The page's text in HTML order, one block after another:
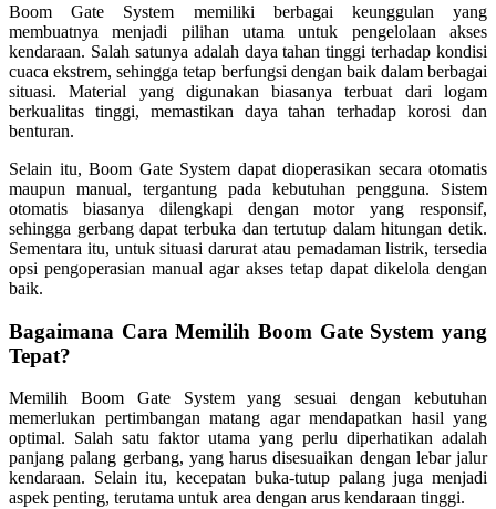
Boom Gate System memiliki berbagai keunggulan yang
membuatnya menjadi pilihan utama untuk pengelolaan akses
kendaraan. Salah satunya adalah daya tahan tinggi terhadap kondisi
cuaca ekstrem, sehingga tetap berfungsi dengan baik dalam berbagai
situasi. Material yang digunakan biasanya terbuat dari logam
berkualitas tinggi, memastikan daya tahan terhadap korosi dan
benturan.
Selain itu, Boom Gate System dapat dioperasikan secara otomatis
maupun manual, tergantung pada kebutuhan pengguna. Sistem
otomatis biasanya dilengkapi dengan motor yang responsif,
sehingga gerbang dapat terbuka dan tertutup dalam hitungan detik.
Sementara itu, untuk situasi darurat atau pemadaman listrik, tersedia
opsi pengoperasian manual agar akses tetap dapat dikelola dengan
baik.
Bagaimana Cara Memilih Boom Gate System yang
Tepat?
Memilih Boom Gate System yang sesuai dengan kebutuhan
memerlukan pertimbangan matang agar mendapatkan hasil yang
optimal. Salah satu faktor utama yang perlu diperhatikan adalah
panjang palang gerbang, yang harus disesuaikan dengan lebar jalur
kendaraan. Selain itu, kecepatan buka-tutup palang juga menjadi
aspek penting, terutama untuk area dengan arus kendaraan tinggi.